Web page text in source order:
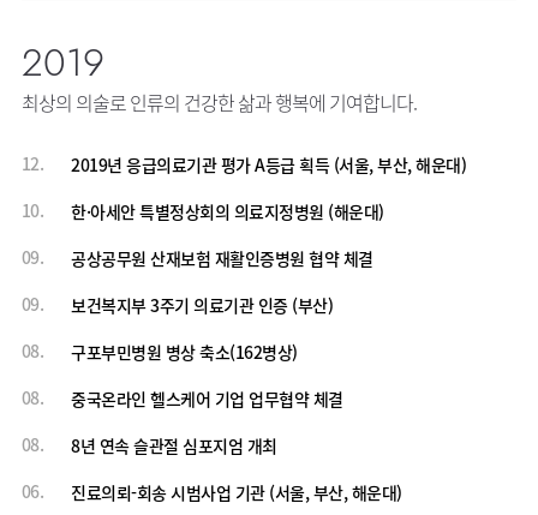
2019
최상의 의술로 인류의 건강한 삶과 행복에 기여합니다.
12.
2019년 응급의료기관 평가 A등급 획득 (서울, 부산, 해운대)
10.
한·아세안 특별정상회의 의료지정병원 (해운대)
09.
공상공무원 산재보험 재활인증병원 협약 체결
09.
보건복지부 3주기 의료기관 인증 (부산)
08.
구포부민병원 병상 축소(162병상)
08.
중국온라인 헬스케어 기업 업무협약 체결
08.
8년 연속 슬관절 심포지엄 개최
06.
진료의뢰-회송 시범사업 기관 (서울, 부산, 해운대)